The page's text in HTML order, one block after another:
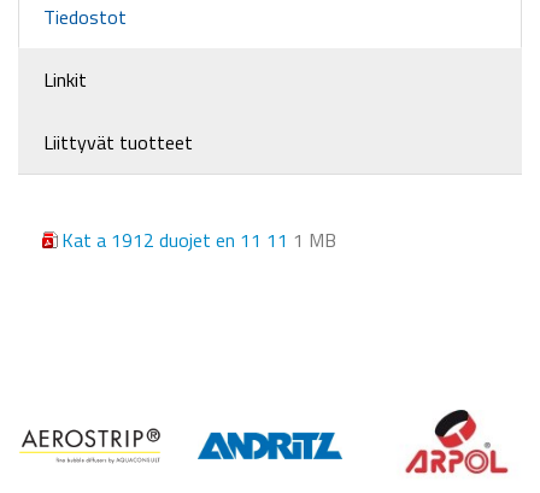
Tiedostot
Linkit
Liittyvät tuotteet
Kat a 1912 duojet en 11 11 1 MB